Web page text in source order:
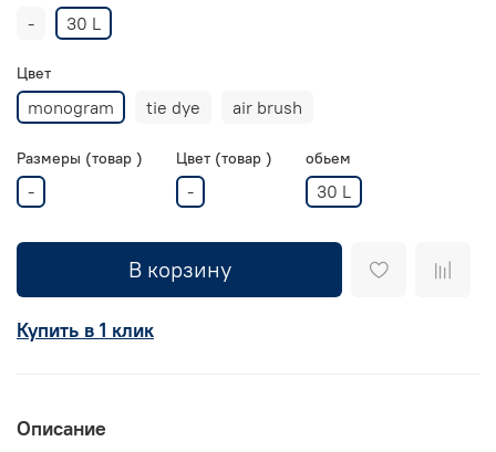
- 30 L
Цвет
monogram tie dye air brush
Размеры (товар )
-
Цвет (товар )
-
обьем
30 L
В корзину
Купить в 1 клик
Описание